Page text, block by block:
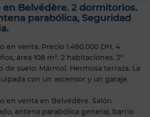
en Belvédère. 2 dormitorios.
parabólica, Seguridad
en venta. Precio 1.490.000 DH. 4
área 108 m². 2 habitaciones. 3º
de suelo: Mármol. Hermosa terraza. La
con un ascensor y un garaje.
en venta en Belvédère. Salón
antena parabólica general, barrio